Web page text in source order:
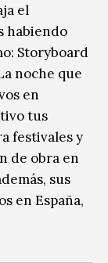
el
habiendo
Storyboard
noche que
en
tus
festivales y
de obra en
sus
en España,